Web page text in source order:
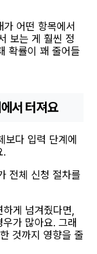
어떤 항목에서
보는 게 훨씬 정
확률이 꽤 줄어들
서 터져요
보다 입력 단계에
.
전체 신청 절차를
게 넘겨줬다면,
가 많아요. 그래
것까지 영향을 줄